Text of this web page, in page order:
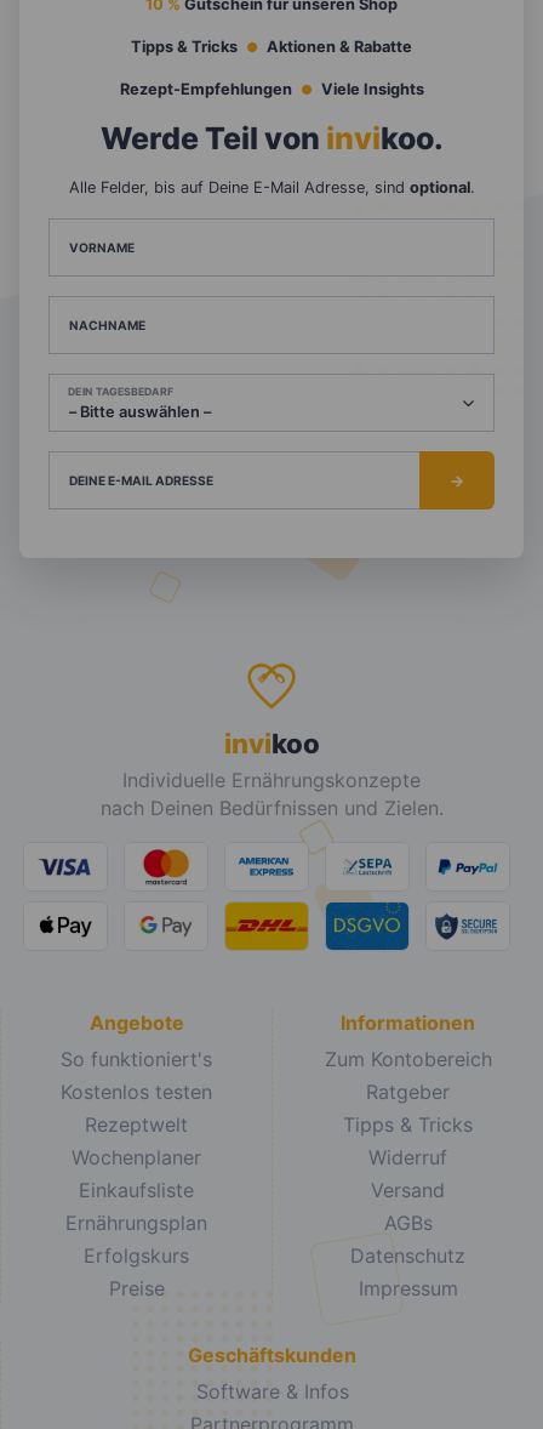
10 % Gutschein für unseren Shop
Tipps & Tricks Aktionen & Rabatte
Rezept-Empfehlungen Viele Insights
Werde Teil von invikoo.
Alle Felder, bis auf Deine E-Mail Adresse, sind optional.
VORNAME
NACHNAME
DEIN TAGESBEDARF
DEINE E-MAIL ADRESSE
invikoo
Individuelle Ernährungskonzepte
nach Deinen Bedürfnissen und Zielen.
Angebote
So funktioniert's
Kostenlos testen
Rezeptwelt
Wochenplaner
Einkaufsliste
Ernährungsplan
Erfolgskurs
Preise
Informationen
Zum Kontobereich
Ratgeber
Tipps & Tricks
Widerruf
Versand
AGBs
Datenschutz
Impressum
Geschäftskunden
Software & Infos